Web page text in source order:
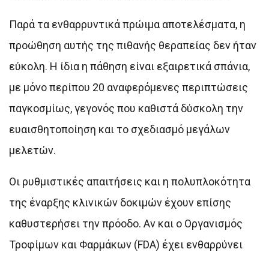
Παρά τα ενθαρρυντικά πρώιμα αποτελέσματα, η
προώθηση αυτής της πιθανής θεραπείας δεν ήταν
εύκολη. Η ίδια η πάθηση είναι εξαιρετικά σπάνια,
με μόνο περίπου 20 αναφερόμενες περιπτώσεις
παγκοσμίως, γεγονός που καθιστά δύσκολη την
ευαισθητοποίηση και το σχεδιασμό μεγάλων
μελετών.
Οι ρυθμιστικές απαιτήσεις και η πολυπλοκότητα
της έναρξης κλινικών δοκιμών έχουν επίσης
καθυστερήσει την πρόοδο. Αν και ο Οργανισμός
Τροφίμων και Φαρμάκων (FDA) έχει ενθαρρύνει